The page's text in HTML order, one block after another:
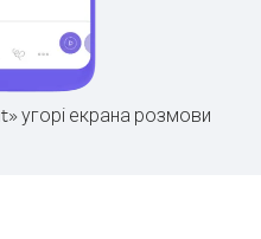
угорі екрана розмови